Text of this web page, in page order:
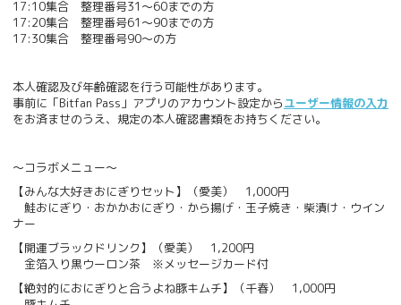
17:10集合 整理番号31～60までの方
17:20集合 整理番号61～90までの方
17:30集合 整理番号90～の方
本人確認及び年齢確認を行う可能性があります。
事前に「Bitfan Pass」アプリのアカウント設定からユーザー情報の入力
をお済ませのうえ、規定の本人確認書類をお持ちください。
～コラボメニュー～
【みんな大好きおにぎりセット】（愛美） 1,000円
鮭おにぎり・おかかおにぎり・から揚げ・玉子焼き・柴漬け・ウイン
ナー
【開運ブラックドリンク】（愛美） 1,200円
金箔入り黒ウーロン茶 ※メッセージカード付
【絶対的におにぎりと合うよね豚キムチ】（千春） 1,000円